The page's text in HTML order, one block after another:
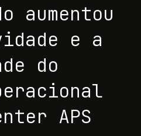
aumentou
e a
do
APS